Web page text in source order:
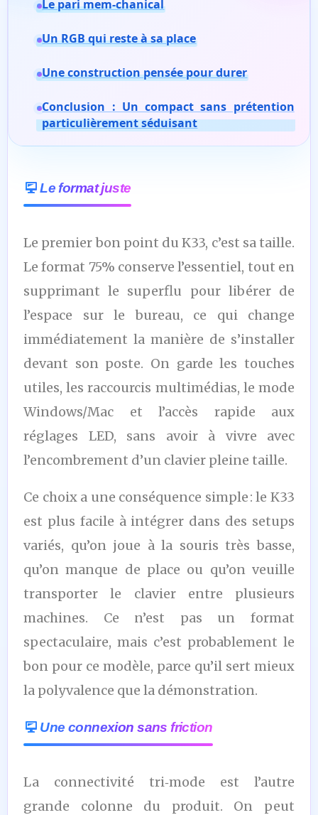
Le pari mem-chanical
Un RGB qui reste à sa place
Une construction pensée pour durer
Conclusion : Un compact sans prétention
particulièrement séduisant
Le format juste
Le premier bon point du K33, c’est sa taille.
Le format 75% conserve l’essentiel, tout en
supprimant le superflu pour libérer de
l’espace sur le bureau, ce qui change
immédiatement la manière de s’installer
devant son poste. On garde les touches
utiles, les raccourcis multimédias, le mode
Windows/Mac et l’accès rapide aux
réglages LED, sans avoir à vivre avec
l’encombrement d’un clavier pleine taille.
Ce choix a une conséquence simple : le K33
est plus facile à intégrer dans des setups
variés, qu’on joue à la souris très basse,
qu’on manque de place ou qu’on veuille
transporter le clavier entre plusieurs
machines. Ce n’est pas un format
spectaculaire, mais c’est probablement le
bon pour ce modèle, parce qu’il sert mieux
la polyvalence que la démonstration.
Une connexion sans friction
La connectivité tri‑mode est l’autre
grande colonne du produit. On peut